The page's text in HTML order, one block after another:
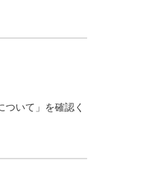
いて」を確認く